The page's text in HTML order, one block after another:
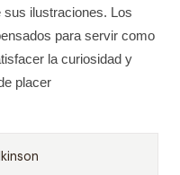
ilustraciones. Los
para servir como
la curiosidad y
placer